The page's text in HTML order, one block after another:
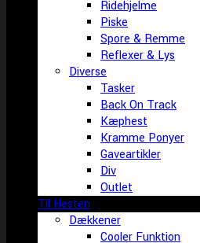
Ridehjelme
Piske
Spore & Remme
Reflexer & Lys
Diverse
Tasker
Back On Track
Kæphest
Kramme Ponyer
Gaveartikler
Div
Outlet
Til Hesten
Dækkener
Cooler Funktion